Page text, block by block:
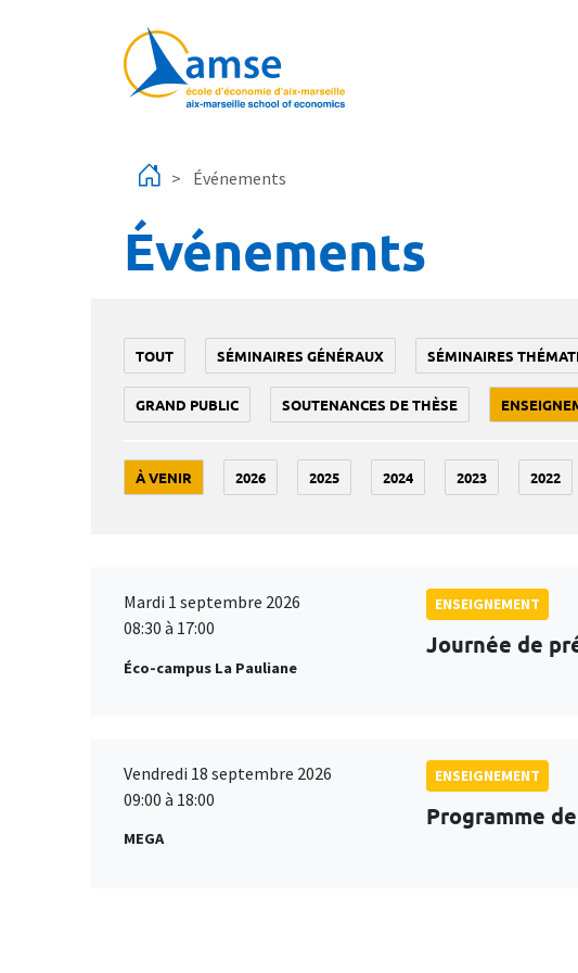
Événements
Événements
TOUT SÉMINAIRES GÉNÉRAUX SÉMINAIRES
GRAND PUBLIC SOUTENANCES DE THÈSE
À VENIR 2026 2025 2024 2023 2022
Mardi 1 septembre 2026
08:30 à 17:00
Éco-campus La Pauliane
ENSEIGNEMENT
Journée de
Vendredi 18 septembre 2026
09:00 à 18:00
MEGA
ENSEIGNEMENT
Programme